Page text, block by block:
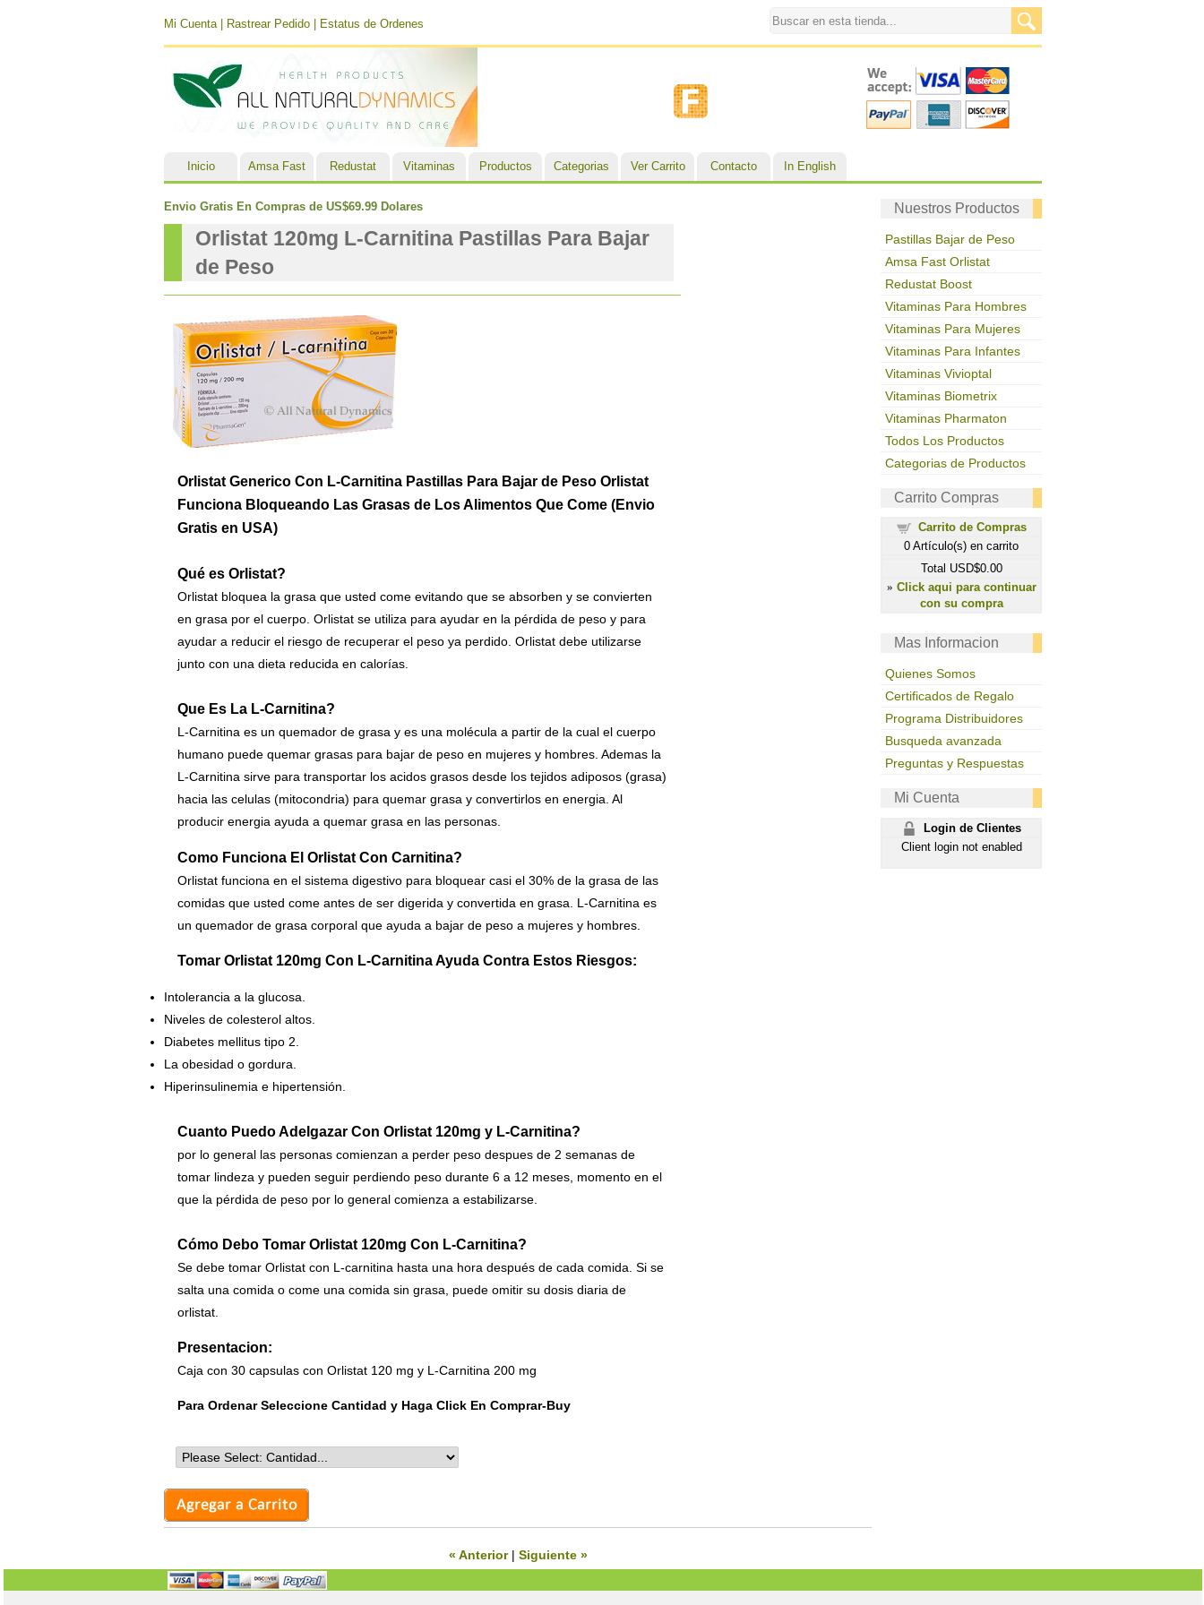
Mi Cuenta| Rastrear Pedido Estatus de Ordenes
Inicio Amsa Fast Redustat Vitaminas Productos Categorias Ver Carrito Contacto In English
Nuestros Productos
Pastillas Bajar de Peso
Amsa Fast Orlistat
Redustat Boost
Vitaminas Para Hombres
Vitaminas Para Mujeres
Vitaminas Para Infantes
Vitaminas Vivioptal
Vitaminas Biometrix
Vitaminas Pharmaton
Todos Los Productos
Categorias de Productos
Carrito Compras
Carrito de Compras
0 Artículo(s) en carrito
Total USD$0.00
» Click aqui para continuar
con su compra
Mas Informacion
Quienes Somos
Certificados de Regalo
Programa Distribuidores
Busqueda avanzada
Preguntas y Respuestas
Mi Cuenta
Login de Clientes
Client login not enabled
Envio Gratis En Compras de US$69.99 Dolares
Orlistat 120mg L-Carnitina Pastillas Para Bajar
de Peso
Orlistat Generico Con L-Carnitina Pastillas Para Bajar de Peso Orlistat
Funciona Bloqueando Las Grasas de Los Alimentos Que Come (Envio
Gratis en USA)
Qué es Orlistat?
Orlistat bloquea la grasa que usted come evitando que se absorben y se convierten
en grasa por el cuerpo. Orlistat se utiliza para ayudar en la pérdida de peso y para
ayudar a reducir el riesgo de recuperar el peso ya perdido. Orlistat debe utilizarse
junto con una dieta reducida en calorías.
Que Es La L-Carnitina?
L-Carnitina es un quemador de grasa y es una molécula a partir de la cual el cuerpo
humano puede quemar grasas para bajar de peso en mujeres y hombres. Ademas la
L-Carnitina sirve para transportar los acidos grasos desde los tejidos adiposos (grasa)
hacia las celulas (mitocondria) para quemar grasa y convertirlos en energia. Al
producir energia ayuda a quemar grasa en las personas.
Como Funciona El Orlistat Con Carnitina?
Orlistat funciona en el sistema digestivo para bloquear casi el 30% de la grasa de las
comidas que usted come antes de ser digerida y convertida en grasa. L-Carnitina es
un quemador de grasa corporal que ayuda a bajar de peso a mujeres y hombres.
Tomar Orlistat 120mg Con L-Carnitina Ayuda Contra Estos Riesgos:
Intolerancia a la glucosa.
Niveles de colesterol altos.
Diabetes mellitus tipo 2.
La obesidad o gordura.
Hiperinsulinemia e hipertensión.
Cuanto Puedo Adelgazar Con Orlistat 120mg y L-Carnitina?
por lo general las personas comienzan a perder peso despues de 2 semanas de
tomar lindeza y pueden seguir perdiendo peso durante 6 a 12 meses, momento en el
que la pérdida de peso por lo general comienza a estabilizarse.
Cómo Debo Tomar Orlistat 120mg Con L-Carnitina?
Se debe tomar Orlistat con L-carnitina hasta una hora después de cada comida. Si se
salta una comida o come una comida sin grasa, puede omitir su dosis diaria de
orlistat.
Presentacion:
Caja con 30 capsulas con Orlistat 120 mg y L-Carnitina 200 mg
Para Ordenar Seleccione Cantidad y Haga Click En Comprar-Buy
« Anterior| Siguiente »